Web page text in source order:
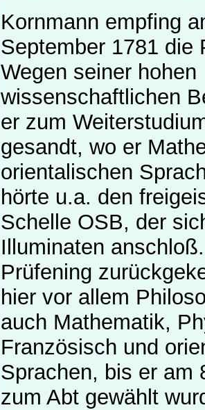
Kornmann empfing
September 1781 die
Wegen seiner hohen
wissenschaftlichen
er zum
gesandt, wo er
orientalischen
hörte u.a. den
Schelle OSB, der
Illuminaten
Prüfening
hier vor allem
auch Mathematik,
Französisch und
Sprachen, bis er am
zum Abt gewählt